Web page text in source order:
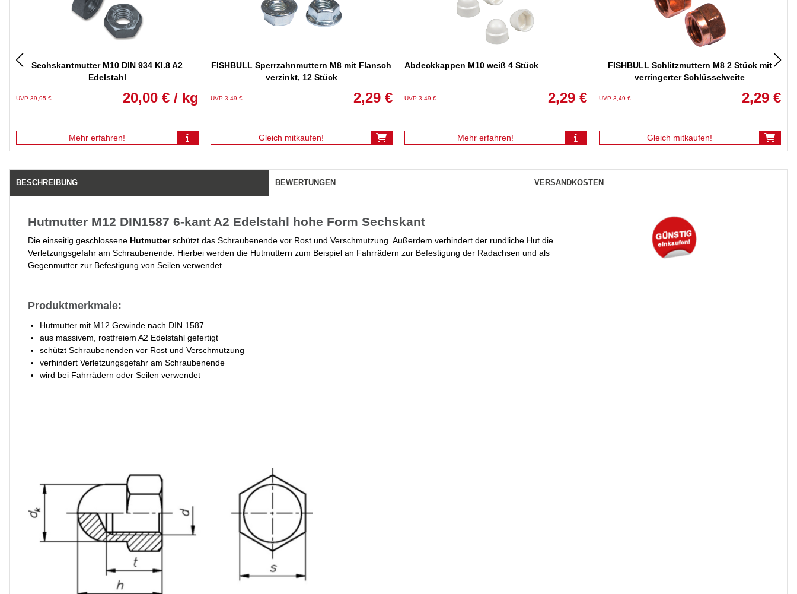
Sechskantmutter M10 DIN 934 Kl.8 A2
Edelstahl
UVP 39,95 € 20,00 € / kg
Mehr erfahren!
FISHBULL Sperrzahnmuttern M8 mit Flansch
verzinkt, 12 Stück
UVP 3,49 € 2,29 €
Gleich mitkaufen!
Abdeckkappen M10 weiß 4 Stück
UVP 3,49 € 2,29 €
Mehr erfahren!
FISHBULL Schlitzmuttern M8 2 Stück mit
verringerter Schlüsselweite
UVP 3,49 € 2,29 €
Gleich mitkaufen!
BESCHREIBUNG BEWERTUNGEN VERSANDKOSTEN
Hutmutter M12 DIN1587 6-kant A2 Edelstahl hohe Form Sechskant
Die einseitig geschlossene Hutmutterschützt das Schraubenende vor Rost und Verschmutzung. Außerdem verhindert der rundliche Hut die
Verletzungsgefahr am Schraubenende. Hierbei werden die Hutmuttern zum Beispiel an Fahrrädern zur Befestigung der Radachsen und als
Gegenmutter zur Befestigung von Seilen verwendet.
Produktmerkmale:
Hutmutter mit M12 Gewinde nach DIN 1587
aus massivem, rostfreiem A2 Edelstahl gefertigt
schützt Schraubenenden vor Rost und Verschmutzung
verhindert Verletzungsgefahr am Schraubenende
wird bei Fahrrädern oder Seilen verwendet